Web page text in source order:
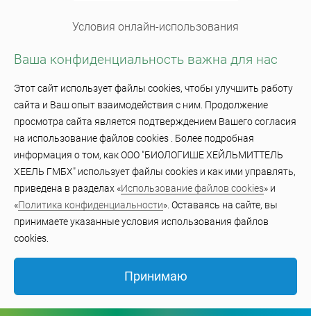
Ваша конфиденциальность важна для нас
Этот сайт использует файлы cookies, чтобы улучшить работу
сайта и Ваш опыт взаимодействия с ним. Продолжение
просмотра сайта является подтверждением Вашего согласия
на использование файлов cookies . Более подробная
информация о том, как ООО "БИОЛОГИШЕ ХЕЙЛЬМИТТЕЛЬ
ХЕЕЛЬ ГМБХ" использует файлы cookies и как ими управлять,
приведена в разделах «Использование файлов cookies» и
«Политика конфиденциальности». Оставаясь на сайте, вы
принимаете указанные условия использования файлов
cookies.
Принимаю
Условия онлайн-использования
Использование файлов cookie
© BiologischeHeilmittel Heel GmbH 2023